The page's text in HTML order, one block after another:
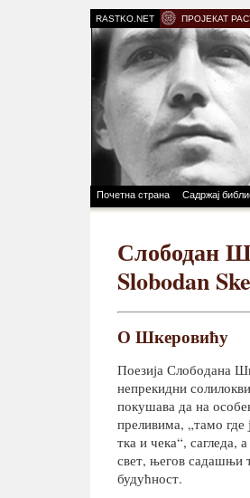
RASTKO.NET ПРОЈЕКАТ
Почетна страна Садржај
Слободан
Slobodan
О Шкеровићу
Поезија Слободана
непрекидни
покушава да на
преливима, „тамо
тка и чека“, сагледа,
свет, његов садашњи
будућност.